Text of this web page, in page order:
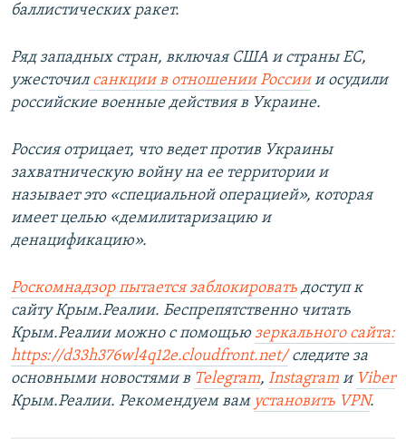
баллистических ракет.
Ряд западных стран, включая США и страны ЕС,
ужесточилсанкции в отношении Россиии осудили
российские военные действия в Украине.
Россия отрицает, что ведет против Украины
захватническую войну на ее территории и
называет это «специальной операцией», которая
имеет целью «демилитаризацию и
денацификацию».
Роскомнадзор пытается заблокировать доступ к
сайту Крым.Реалии. Беспрепятственно читать
Крым.Реалии можно с помощью зеркального сайта:
https://d33h376wl4q12e.cloudfront.net/ следите за
основными новостями в Telegram, Instagram и Viber
Крым.Реалии. Рекомендуем вам установить VPN.